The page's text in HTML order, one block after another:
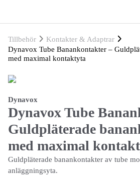
Tillbehör
Kontakter & Adaptrar
Dynavox Tube Banankontakter –
med maximal kontaktyta
Dynavox
Dynavox Tube
Guldpläterade
med maximal
Guldpläterade banankontakter av tube
anläggningsyta.